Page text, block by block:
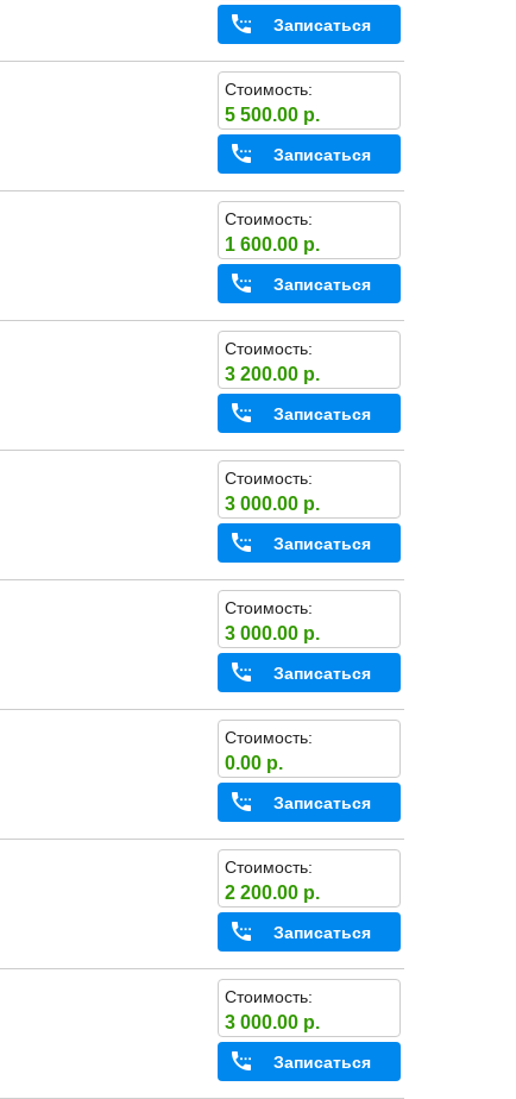
Записаться
Стоимость:
5 500.00 р.
Записаться
Стоимость:
1 600.00 р.
Записаться
Стоимость:
3 200.00 р.
Записаться
Стоимость:
3 000.00 р.
Записаться
Стоимость:
3 000.00 р.
Записаться
Стоимость:
0.00 р.
Записаться
Стоимость:
2 200.00 р.
Записаться
Стоимость:
3 000.00 р.
Записаться